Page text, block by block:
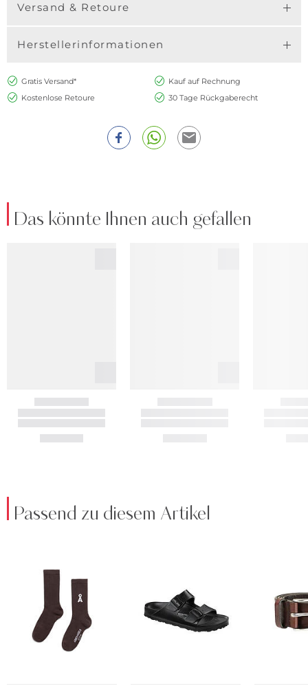
Versand & Retoure
Herstellerinformationen
Gratis Versand*
Kauf auf Rechnung
Kostenlose Retoure
30 Tage Rückgaberecht
Das könnte Ihnen auch gefallen
Passend zu diesem Artikel